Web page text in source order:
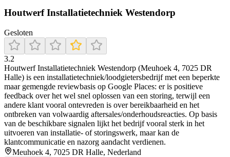
Houtwerf Installatietechniek Westendorp
Gesloten
3.2
Houtwerf Installatietechniek Westendorp (Meuhoek 4, 7025 DR
Halle) is een installatietechniek/loodgietersbedrijf met een beperkte
maar gemengde reviewbasis op Google Places: er is positieve
feedback over het wel snel oplossen van een storing, terwijl een
andere klant vooral ontevreden is over bereikbaarheid en het
ontbreken van volwaardig aftersales/onderhoudsreacties. Op basis
van de beschikbare signalen lijkt het bedrijf vooral sterk in het
uitvoeren van installatie- of storingswerk, maar kan de
klantcommunicatie en nazorg aandacht verdienen.
Meuhoek 4, 7025 DR Halle, Nederland